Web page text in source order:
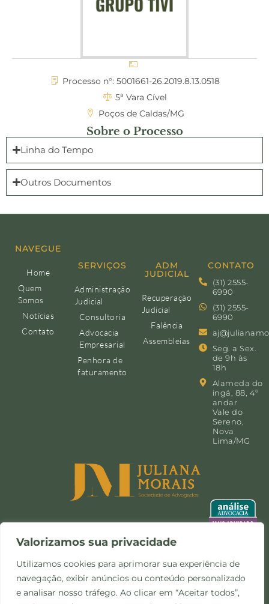
Valorizamos sua privacidade
Utilizamos cookies para aprimorar sua experiência de
navegação, exibir anúncios ou conteúdo personalizado
e analisar nosso tráfego. Ao clicar em “Aceitar todos”,
Processo n°: 5001661-26.2019.8.13.0518
5ª Vara Cível
Poços de Caldas/MG
Sobre o Processo
Linha do Tempo
Outros Documentos
NAVEGUE
Home
Quem
Somos
Notícias
Contato
SERVIÇOS
Administração
Judicial
Consultoria
Advocacia
Empresarial
Penhora de
faturamento
ADM
JUDICIAL
Recuperação
Judicial
Falência
Assembleias
CONTATO
(31) 2555-
6990
(31) 2555-
6990
Seg. a Sex.
de 9h às
18h
Alameda do
ingá, 88, 4º
andar
Vale do
Sereno,
Nova
Lima/MG
Política de
Privacidade e Cookies
©Copyright 2024 -
Todos os direitos
reservados.
Site desenvolvido pela
Otimize Comunicação